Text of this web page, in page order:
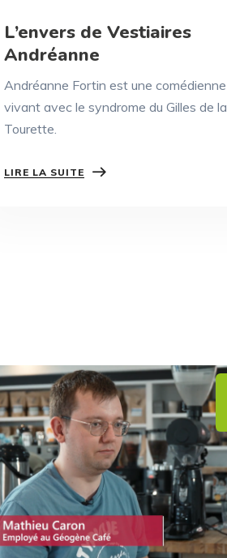
L’envers de Vestiaires
Andréanne
Andréanne Fortin est une comédienne
vivant avec le syndrome du Gilles de la
Tourette.
LIRE LA SUITE